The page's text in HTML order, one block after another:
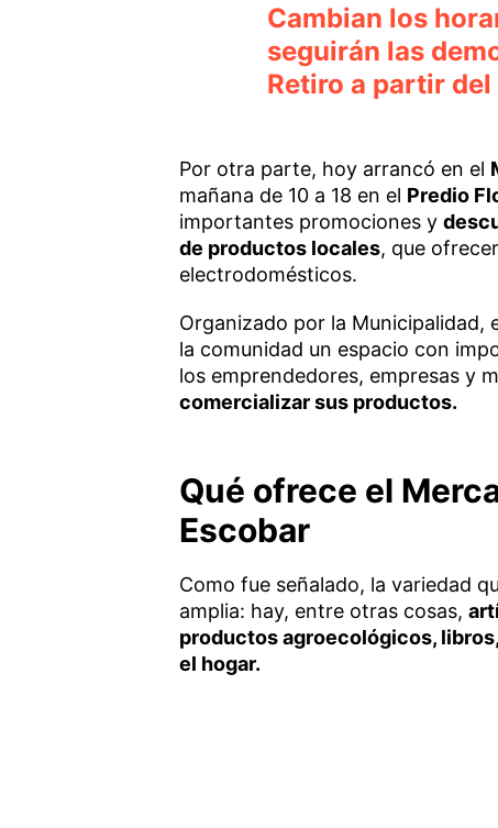
Cambian los
seguirán las
Retiro a partir
Por otra parte, hoy arrancó en el
mañana de 10 a 18 en el Predio
importantes promociones y
de productos locales, que
electrodomésticos.
Organizado por la Municipalidad,
la comunidad un espacio con
los emprendedores, empresas y
comercializar sus productos.
Qué ofrece el
Escobar
Como fue señalado, la variedad
amplia: hay, entre otras cosas,
productos agroecológicos,
el hogar.